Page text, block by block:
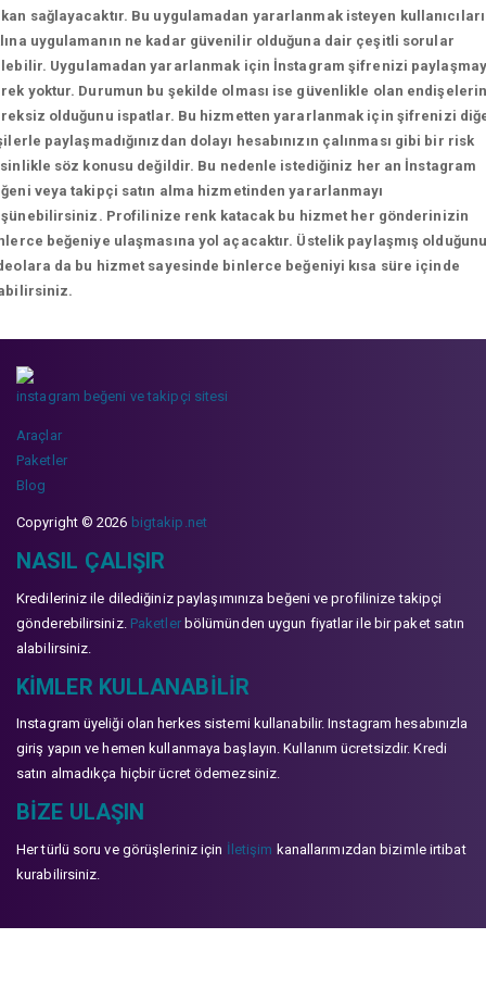
sağlayacaktır. Bu uygulamadan yararlanmak isteyen
uygulamanın ne kadar güvenilir olduğuna dair çeşitli sorular
Uygulamadan yararlanmak için İnstagram şifrenizi
yoktur. Durumun bu şekilde olması ise güvenlikle olan
olduğunu ispatlar. Bu hizmetten yararlanmak için şifrenizi
paylaşmadığınızdan dolayı hesabınızın çalınması gibi bir risk
söz konusu değildir. Bu nedenle istediğiniz her an İnstagram
veya takipçi satın alma hizmetinden yararlanmayı
Profilinize renk katacak bu hizmet her gönderinizin
beğeniye ulaşmasına yol açacaktır. Üstelik paylaşmış
da bu hizmet sayesinde binlerce beğeniyi kısa süre içinde
instagram beğeni ve takipçi sitesi
Araçlar
Paketler
Blog
Copyright © 2026 bigtakip.net
NASIL ÇALIŞIR
Kredileriniz ile dilediğiniz paylaşımınıza beğeni ve profilinize takipçi
gönderebilirsiniz. Paketlerbölümünden uygun fiyatlar ile bir paket satın
alabilirsiniz.
KIMLER KULLANABILIR
Instagram üyeliği olan herkes sistemi kullanabilir. Instagram hesabınızla
giriş yapın ve hemen kullanmaya başlayın. Kullanım ücretsizdir. Kredi
satın almadıkça hiçbir ücret ödemezsiniz.
BIZE ULAŞIN
Her türlü soru ve görüşleriniz için İletişim kanallarımızdan bizimle irtibat
kurabilirsiniz.